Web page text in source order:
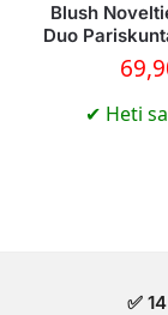
Blush
Duo
✔ Heti
✅